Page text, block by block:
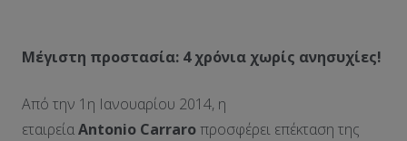
Μέγιστη προστασία: 4 χρόνια χωρίς ανησυχίες!
Από την 1η Ιανουαρίου 2014, η
εταιρείαAntonio Carraroπροσφέρει επέκταση της